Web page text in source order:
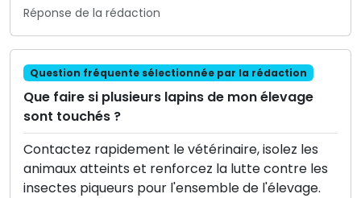
Réponse de la rédaction
Question fréquente sélectionnée par la rédaction
Que faire si plusieurs lapins de mon élevage
sont touchés ?
Contactez rapidement le vétérinaire, isolez les
animaux atteints et renforcez la lutte contre les
insectes piqueurs pour l'ensemble de l'élevage.